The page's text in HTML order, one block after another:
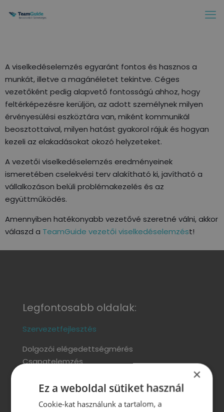
A viselkedéselemzés egyaránt fontos és hasznos a
munkát, illetve a magánéletet tekintve. Céges
vezetőként pedig alapvető fontosságú ahhoz, hogy
feltérképezésre kerüljön, az adott személynek milyen
érvényesülési eszköztára van, miként kommunikál
beosztottaival, milyen hatást gyakorol rájuk és hogyan
kezeli az elakadásokat okozó helyzeteket.
A vezetői viselkedéselemzés eredményeinek
ismeretében cselekvési terv alakítható ki, javítható a
vállalkozáson belüli problémakezelés és az
együttműködés.
Amennyiben hatékonyabb vezetővé szeretné válni, akkor
válaszd a TeamGuide vezetői viselkedéselemzést!
Legfontosabb oldalak:
Szervezetfejlesztés
Dolgozói elégedettségmérés
Csapatelemzés
Jelöltanalízis
Onboarding (új munkatárs beillesztése a
×
Ez a weboldal sütiket használ
Cookie-kat használunk a tartalom, a